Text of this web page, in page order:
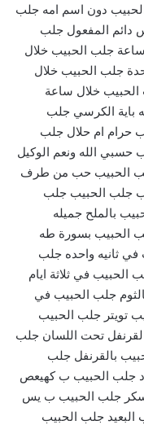
دون اسم امه جلب
دائم المفعول جلب
خلال ساعة جلب الحبيب خلال
جلب الحبيب خلال
خلال ساعة
جلب الحبيب خلال 48 ساعه باية الكرسي جلب
حرام ام حلال جلب
حسبي الله ونعم الوكيل
الحبيب حب من طرف
جلب الحبيب جلب
بالملح جميله
الحبيب بسورة طه
ثانيه واحده جلب
في ثلاثة ايام
جلب الحبيب في
تويتر جلب الحبيب
تحت اللسان جلب
بالقرنفل جلب
جلب الحبيب ب كهيعص
جلب الحبيب ب يس
البعيد جلب الحبيب